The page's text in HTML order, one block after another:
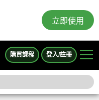
立即使用
購買課程 登入/註冊